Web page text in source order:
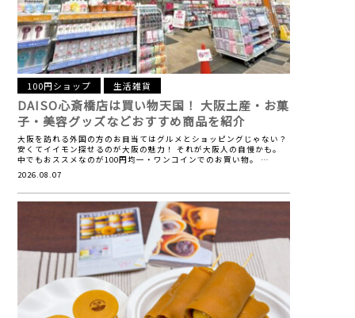
100円ショップ 生活雑貨
DAISO心斎橋店は買い物天国！ 大阪土産・お菓
子・美容グッズなどおすすめ商品を紹介
大阪を訪れる外国の方のお目当てはグルメとショッピングじゃない？
安くてイイモン探せるのが大阪の魅力！ それが大阪人の自慢かも。
中でもおススメなのが100円均一・ワンコインでのお買い物。 …
2026.08.07